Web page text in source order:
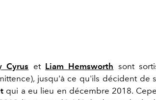
Cyrus et Liam Hemsworth sont
jusqu'à ce qu'ils décident de
qui a eu lieu en décembre 2018.